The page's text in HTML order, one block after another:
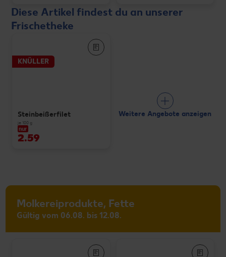
Diese Artikel findest du an unserer
Frischetheke
KNÜLLER
Steinbeißerfilet
je 100 g
nur
2.59
Weitere Angebote anzeigen
Molkereiprodukte, Fette
Gültig vom 06.08. bis 12.08.